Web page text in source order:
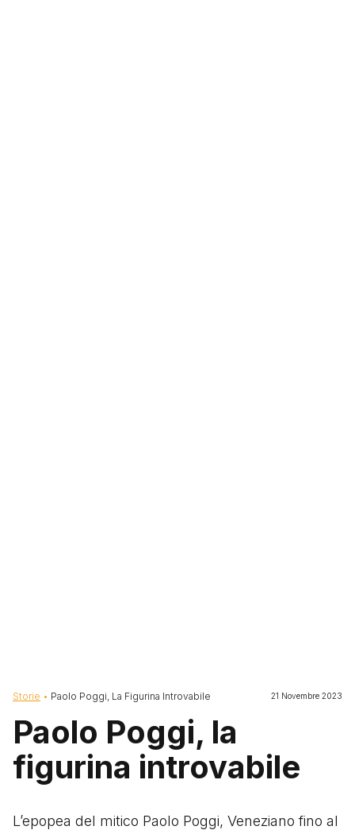
Briciole di pane
Storie Paolo Poggi, La Figurina Introvabile 21 Novembre 2023
Paolo Poggi, la
figurina introvabile
L’epopea del mitico Paolo Poggi, Veneziano fino al